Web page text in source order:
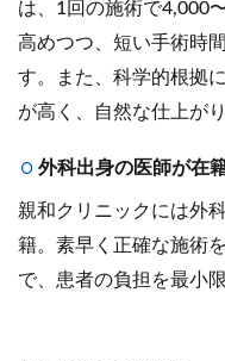
は、1回の施術で4,000
高めつつ、短い手術時
す。また、科学的根拠
が高く、自然な仕上が
外科出身の医師が在
親和クリニックには外
籍。素早く正確な施術
で、患者の負担を最小